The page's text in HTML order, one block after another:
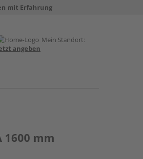
mit Erfahrung
Mein Standort:
angeben
1600 mm